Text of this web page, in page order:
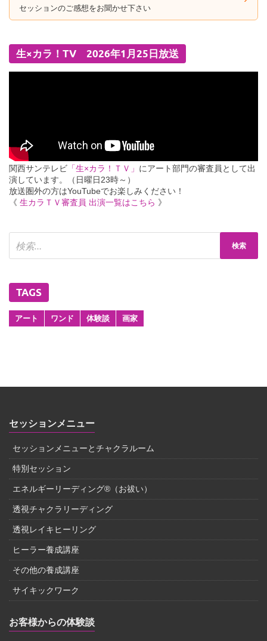
セッションのご感想をお聞かせ下さい
生×カラ！TV 2026年1月25日放送
関西サンテレビ 「生×カラ！ＴＶ」 にアート部門の審査員として出
演しています。（日曜日23時～）
放送圏外の方はYouTubeでお楽しみください！
《 生カラＴＶ審査員 出演一覧はこちら 》
TAGS
アート ワンド 体験談 画家
セッションメニュー
セッションメニューとチャクラルーム
特別セッション
エネルギーリーディング®（お祓い）
透視チャクラリーディング
透視レイキヒーリング
ヒーラー養成講座
その他の養成講座
サイキックワーク
お客様からの体験談